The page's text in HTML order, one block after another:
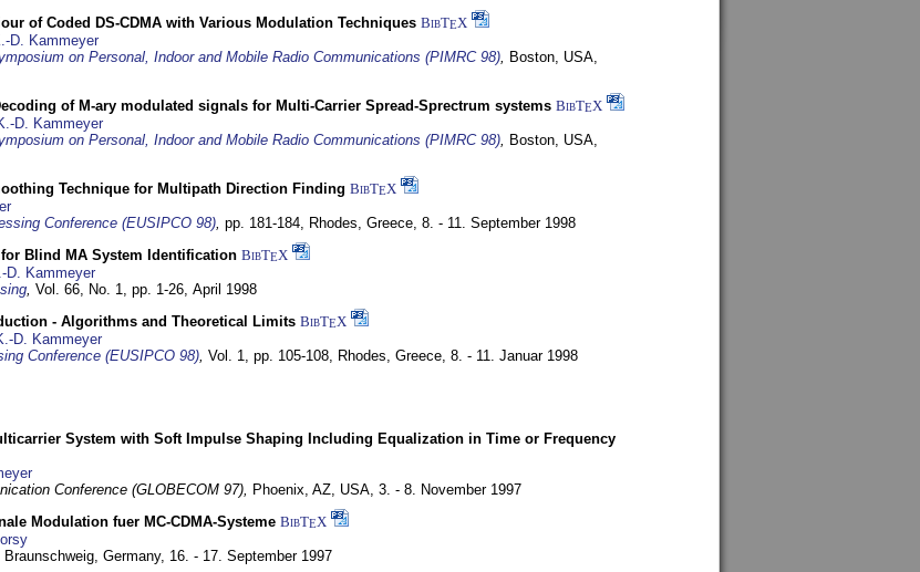
of Coded DS-CDMA with Various Modulation Techniques BibTEX
D. Kammeyer
on Personal, Indoor and Mobile Radio Communications (PIMRC 98), Boston, USA,
of M-ary modulated signals for Multi-Carrier Spread-Sprectrum systems BibTEX
D. Kammeyer
on Personal, Indoor and Mobile Radio Communications (PIMRC 98), Boston, USA,
Technique for Multipath Direction Finding BibTEX
Conference (EUSIPCO 98), pp. 181-184, Rhodes, Greece, 8. - 11. September 1998
Blind MA System Identification BibTEX
D. Kammeyer
, Vol. 66, No. 1, pp. 1-26, April 1998
- Algorithms and Theoretical Limits BibTEX
D. Kammeyer
Conference (EUSIPCO 98), Vol. 1, pp. 105-108, Rhodes, Greece, 8. - 11. Januar 1998
System with Soft Impulse Shaping Including Equalization in Time or Frequency
Conference (GLOBECOM 97), Phoenix, AZ, USA, 3. - 8. November 1997
Modulation fuer MC-CDMA-Systeme BibTEX
Braunschweig, Germany, 16. - 17. September 1997